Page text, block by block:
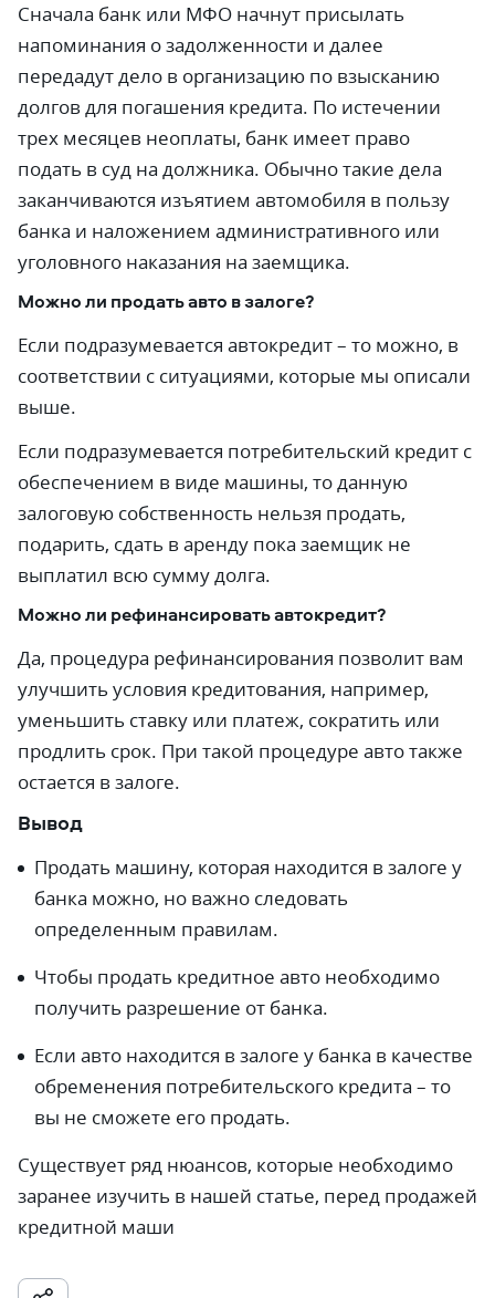
Сначала банк или МФО начнут присылать
напоминания о задолженности и далее
передадут дело в организацию по взысканию
долгов для погашения кредита. По истечении
трех месяцев неоплаты, банк имеет право
подать в суд на должника. Обычно такие дела
заканчиваются изъятием автомобиля в пользу
банка и наложением административного или
уголовного наказания на заемщика.
Можно ли продать авто в залоге?
Если подразумевается автокредит – то можно, в
соответствии с ситуациями, которые мы описали
выше.
Если подразумевается потребительский кредит с
обеспечением в виде машины, то данную
залоговую собственность нельзя продать,
подарить, сдать в аренду пока заемщик не
выплатил всю сумму долга.
Можно ли рефинансировать автокредит?
Да, процедура рефинансирования позволит вам
улучшить условия кредитования, например,
уменьшить ставку или платеж, сократить или
продлить срок. При такой процедуре авто также
остается в залоге.
Вывод
Продать машину, которая находится в залоге у
банка можно, но важно следовать
определенным правилам.
Чтобы продать кредитное авто необходимо
получить разрешение от банка.
Если авто находится в залоге у банка в качестве
обременения потребительского кредита – то
вы не сможете его продать.
Существует ряд нюансов, которые необходимо
заранее изучить в нашей статье, перед продажей
кредитной маши